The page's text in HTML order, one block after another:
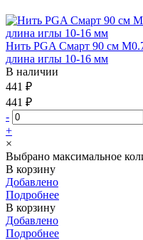
Нить PGA Смарт 90 см
длина иглы 10-16 мм
В наличии
441 ₽
441 ₽
-
+
×
Выбрано максимальное
В корзину
Добавлено
Подробнее
В корзину
Добавлено
Подробнее